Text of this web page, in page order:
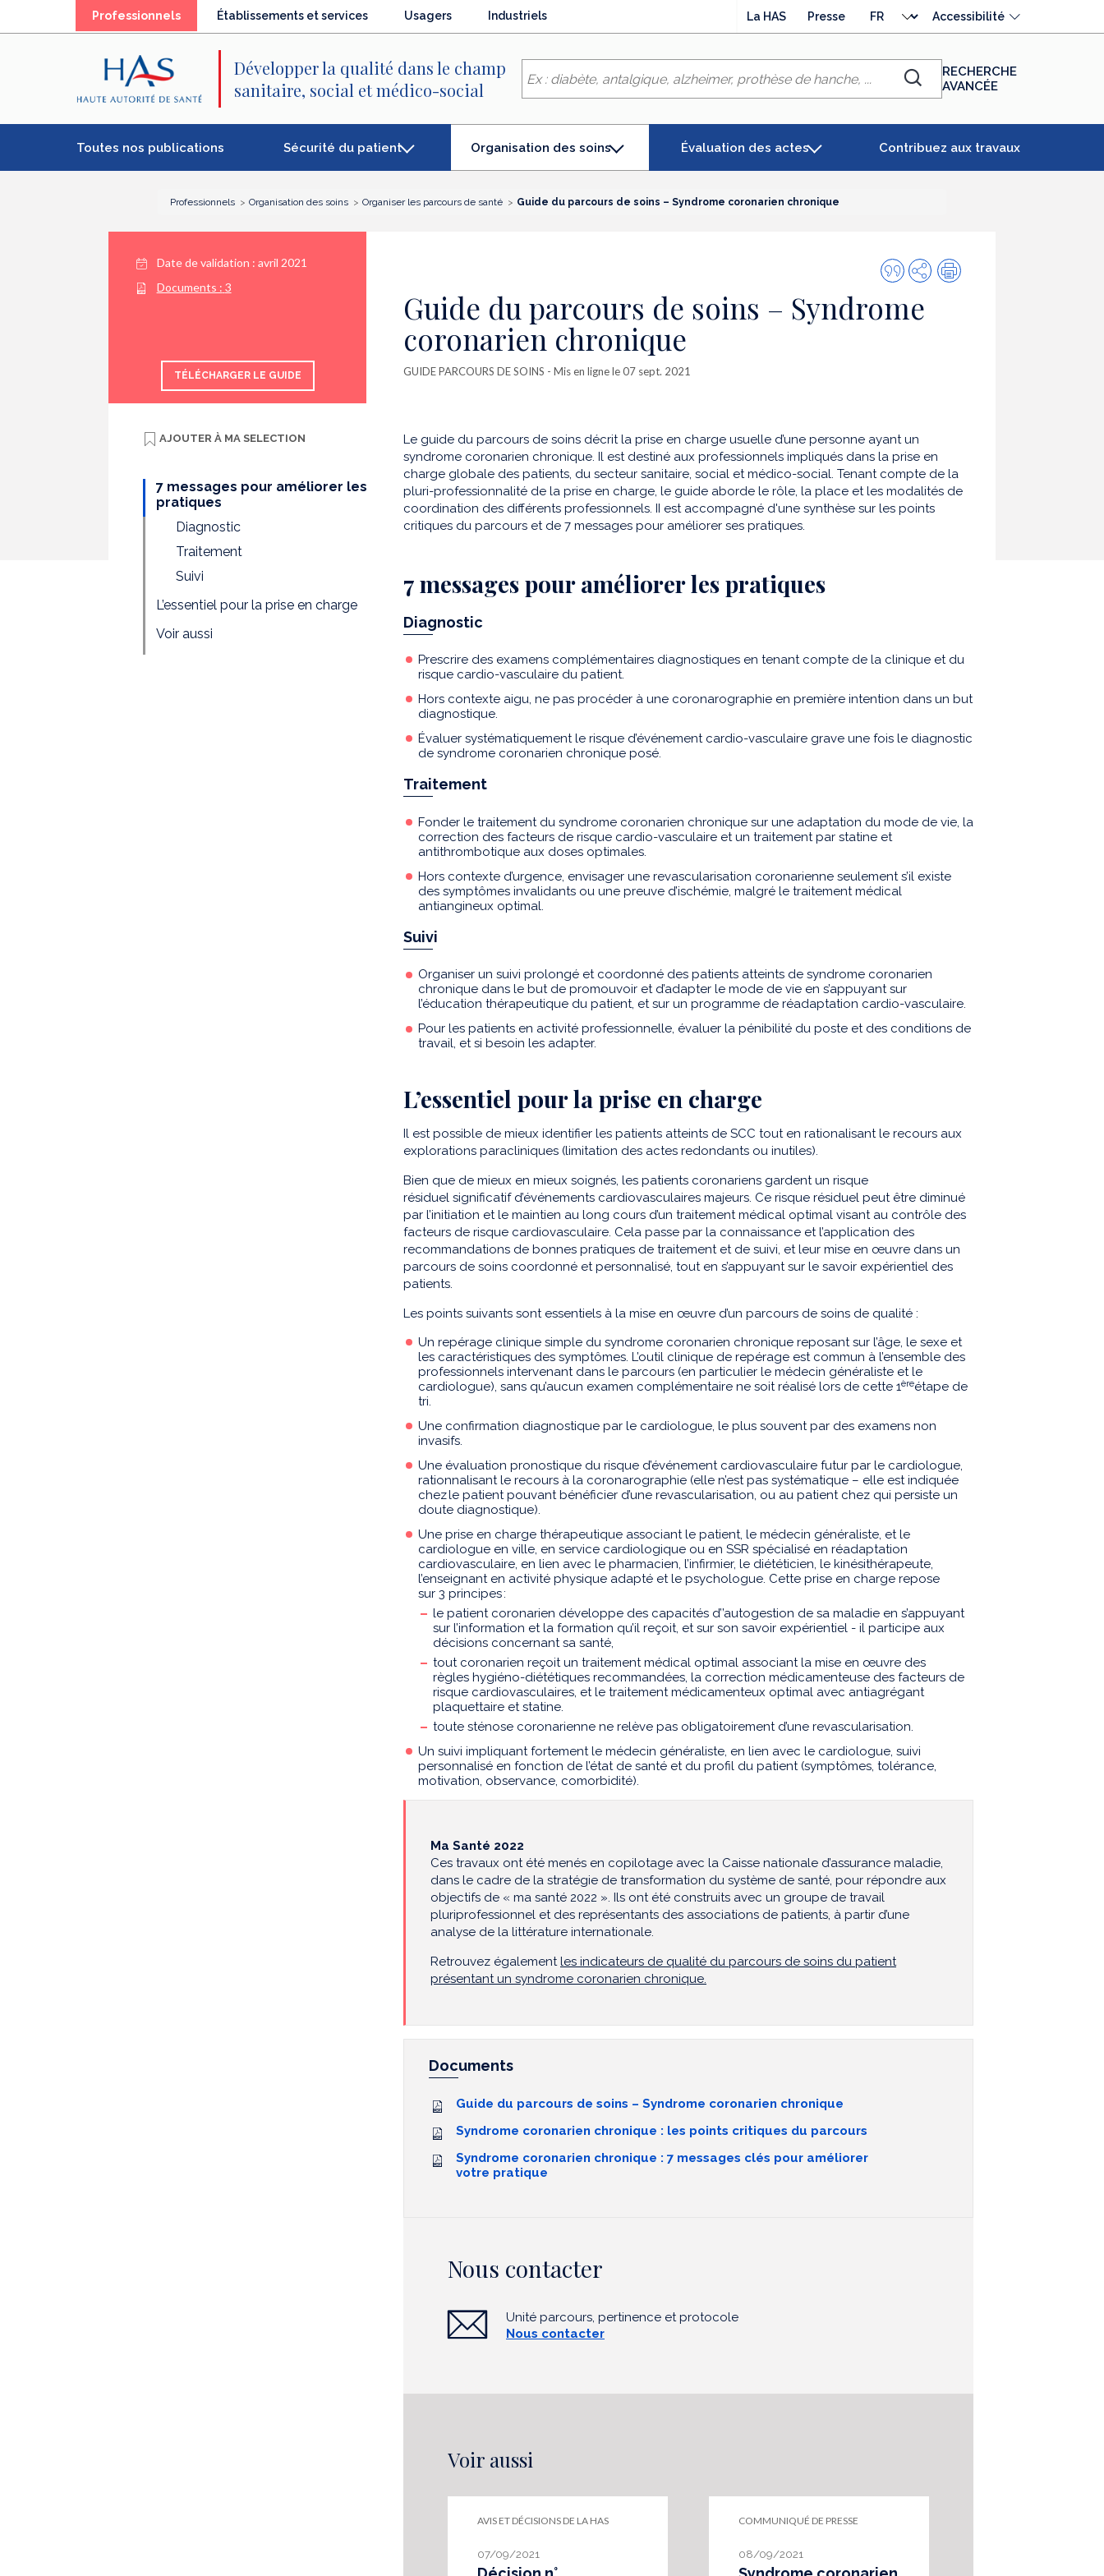
Professionnels(élémentÉtablissements et services Usagers Industriels La HAS Presse
langue
Accessibilité
Développer la qualité dans le champ
sanitaire, social et médico-social
Chercher
RECHERCHE
AVANCÉE
Toutes nos publications Sécurité du patient Organisation des soins
(élément
séléctionné)
Évaluation des actes Contribuez aux travaux
Professionnels Organisation des soins Organiser les parcours de santé Guide du parcours de soins – Syndrome coronarien chronique
Date de validation : avril 2021
Documents : 3
TÉLÉCHARGER LE GUIDE
AJOUTER À MA SELECTION
7 messages pour améliorer les
pratiques
Diagnostic
Traitement
Suivi
L’essentiel pour la prise en charge
Voir aussi
Citer
cette
publication
PartagerImpression
Guide du parcours de soins – Syndrome
coronarien chronique
GUIDE PARCOURS DE SOINS - Mis en ligne le 07 sept. 2021
Le guide du parcours de soins décrit la prise en charge usuelle d’une personne ayant un
syndrome coronarien chronique. Il est destiné aux professionnels impliqués dans la prise en
charge globale des patients, du secteur sanitaire, social et médico-social. Tenant compte de la
pluri-professionnalité de la prise en charge, le guide aborde le rôle, la place et les modalités de
coordination des différents professionnels. II est accompagné d'une synthèse sur les points
critiques du parcours et de 7 messages pour améliorer ses pratiques.
7 messages pour améliorer les pratiques
Diagnostic
Prescrire des examens complémentaires diagnostiques en tenant compte de la clinique et du
risque cardio-vasculaire du patient.
Hors contexte aigu, ne pas procéder à une coronarographie en première intention dans un but
diagnostique.
Évaluer systématiquement le risque d’événement cardio-vasculaire grave une fois le diagnostic
de syndrome coronarien chronique posé.
Traitement
Fonder le traitement du syndrome coronarien chronique sur une adaptation du mode de vie, la
correction des facteurs de risque cardio-vasculaire et un traitement par statine et
antithrombotique aux doses optimales.
Hors contexte d’urgence, envisager une revascularisation coronarienne seulement s’il existe
des symptômes invalidants ou une preuve d’ischémie, malgré le traitement médical
antiangineux optimal.
Suivi
Organiser un suivi prolongé et coordonné des patients atteints de syndrome coronarien
chronique dans le but de promouvoir et d’adapter le mode de vie en s’appuyant sur
l’éducation thérapeutique du patient, et sur un programme de réadaptation cardio-vasculaire.
Pour les patients en activité professionnelle, évaluer la pénibilité du poste et des conditions de
travail, et si besoin les adapter.
L’essentiel pour la prise en charge
Il est possible de mieux identifier les patients atteints de SCC tout en rationalisant le recours aux
explorations paracliniques (limitation des actes redondants ou inutiles).
Bien que de mieux en mieux soignés, les patients coronariens gardent un risque
résiduel significatif d’événements cardiovasculaires majeurs. Ce risque résiduel peut être diminué
par l’initiation et le maintien au long cours d’un traitement médical optimal visant au contrôle des
facteurs de risque cardiovasculaire. Cela passe par la connaissance et l’application des
recommandations de bonnes pratiques de traitement et de suivi, et leur mise en œuvre dans un
parcours de soins coordonné et personnalisé, tout en s’appuyant sur le savoir expérientiel des
patients.
Les points suivants sont essentiels à la mise en œuvre d’un parcours de soins de qualité :
Un repérage clinique simple du syndrome coronarien chronique reposant sur l’âge, le sexe et
les caractéristiques des symptômes. L’outil clinique de repérage est commun à l’ensemble des
professionnels intervenant dans le parcours (en particulier le médecin généraliste et le
cardiologue), sans qu’aucun examen complémentaire ne soit réalisé lors de cette 1èreétape de
tri.
Une confirmation diagnostique par le cardiologue, le plus souvent par des examens non
invasifs.
Une évaluation pronostique du risque d’événement cardiovasculaire futur par le cardiologue,
rationnalisant le recours à la coronarographie (elle n’est pas systématique – elle est indiquée
chez le patient pouvant bénéficier d’une revascularisation, ou au patient chez qui persiste un
doute diagnostique).
Une prise en charge thérapeutique associant le patient, le médecin généraliste, et le
cardiologue en ville, en service cardiologique ou en SSR spécialisé en réadaptation
cardiovasculaire, en lien avec le pharmacien, l’infirmier, le diététicien, le kinésithérapeute,
l’enseignant en activité physique adapté et le psychologue. Cette prise en charge repose
sur 3 principes :
le patient coronarien développe des capacités d’’autogestion de sa maladie en s’appuyant
sur l’information et la formation qu’il reçoit, et sur son savoir expérientiel - il participe aux
décisions concernant sa santé,
tout coronarien reçoit un traitement médical optimal associant la mise en œuvre des
règles hygiéno-diététiques recommandées, la correction médicamenteuse des facteurs de
risque cardiovasculaires, et le traitement médicamenteux optimal avec antiagrégant
plaquettaire et statine.
toute sténose coronarienne ne relève pas obligatoirement d’une revascularisation.
Un suivi impliquant fortement le médecin généraliste, en lien avec le cardiologue, suivi
personnalisé en fonction de l’état de santé et du profil du patient (symptômes, tolérance,
motivation, observance, comorbidité).
Ma Santé 2022
Ces travaux ont été menés en copilotage avec la Caisse nationale d’assurance maladie,
dans le cadre de la stratégie de transformation du système de santé, pour répondre aux
objectifs de « ma santé 2022 ». Ils ont été construits avec un groupe de travail
pluriprofessionnel et des représentants des associations de patients, à partir d’une
analyse de la littérature internationale.
Retrouvez égalementles indicateurs de qualité du parcours de soins du patient
présentant un syndrome coronarien chronique.
Documents
Guide du parcours de soins – Syndrome coronarien chronique
Syndrome coronarien chronique : les points critiques du parcours
Syndrome coronarien chronique : 7 messages clés pour améliorer
votre pratique
Nous contacter
Unité parcours, pertinence et protocole
Nous contacter
Voir aussi
AVIS ET DÉCISIONS DE LA HAS
07/09/2021
COMMUNIQUÉ DE PRESSE
08/09/2021